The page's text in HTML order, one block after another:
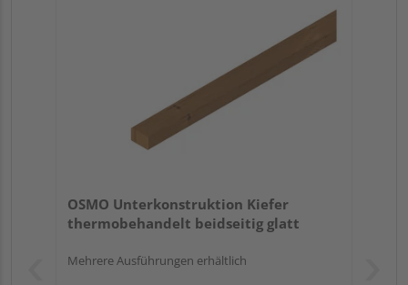
OSMO Unterkonstruktion Kiefer
thermobehandelt beidseitig glatt
Mehrere Ausführungen erhältlich